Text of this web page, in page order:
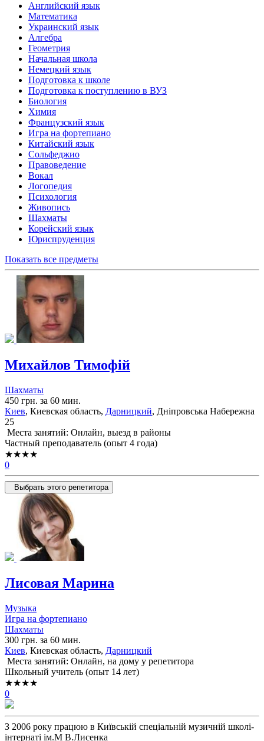
Английский язык
Математика
Украинский язык
Алгебра
Геометрия
Начальная школа
Немецкий язык
Подготовка к школе
Подготовка к поступлению в ВУЗ
Биология
Химия
Французский язык
Игра на фортепиано
Китайский язык
Сольфеджио
Правоведение
Вокал
Логопедия
Психология
Живопись
Шахматы
Корейский язык
Юриспруденция
Показать все предметы
Михайлов Тимофій
Шахматы
450 грн. за 60 мин.
Киев, Киевская область, Дарницкий, Дніпровська Набережна
25
Места занятий: Онлайн, выезд в районы
Частный преподаватель (опыт 4 года)
★★★★
0
Выбрать этого репетитора
Лисовая Марина
Музыка
Игра на фортепиано
Шахматы
300 грн. за 60 мин.
Киев, Киевская область, Дарницкий
Места занятий: Онлайн, на дому у репетитора
Школьный учитель (опыт 14 лет)
★★★★
0
З 2006 року працюю в Київській спеціальній музичній школі-
інтернаті ім.М В.Лисенка